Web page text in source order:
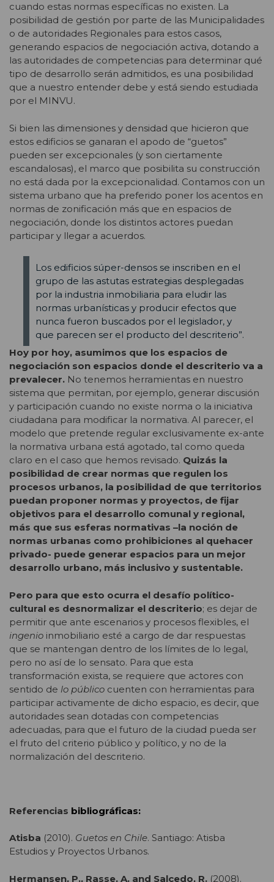
cuando estas normas específicas no existen. La
posibilidad de gestión por parte de las Municipalidades
o de autoridades Regionales para estos casos,
generando espacios de negociación activa, dotando a
las autoridades de competencias para determinar qué
tipo de desarrollo serán admitidos, es una posibilidad
que a nuestro entender debe y está siendo estudiada
por el MINVU.
Si bien las dimensiones y densidad que hicieron que
estos edificios se ganaran el apodo de “guetos”
pueden ser excepcionales (y son ciertamente
escandalosas), el marco que posibilita su construcción
no está dada por la excepcionalidad. Contamos con un
sistema urbano que ha preferido poner los acentos en
normas de zonificación más que en espacios de
negociación, donde los distintos actores puedan
participar y llegar a acuerdos.
Los edificios súper-densos se inscriben en el
grupo de las astutas estrategias desplegadas
por la industria inmobiliaria para eludir las
normas urbanísticas y producir efectos que
nunca fueron buscados por el legislador, y
que parecen ser el producto del descriterio”.
Hoy por hoy, asumimos que los espacios de
negociación son espacios donde el descriterio va a
prevalecer. No tenemos herramientas en nuestro
sistema que permitan, por ejemplo, generar discusión
y participación cuando no existe norma o la iniciativa
ciudadana para modificar la normativa. Al parecer, el
modelo que pretende regular exclusivamente ex-ante
la normativa urbana está agotado, tal como queda
claro en el caso que hemos revisado. Quizás la
posibilidad de crear normas que regulen los
procesos urbanos, la posibilidad de que territorios
puedan proponer normas y proyectos, de fijar
objetivos para el desarrollo comunal y regional,
más que sus esferas normativas –la noción de
normas urbanas como prohibiciones al quehacer
privado- puede generar espacios para un mejor
desarrollo urbano, más inclusivo y sustentable.
Pero para que esto ocurra el desafío político-
cultural es desnormalizar el descriterio; es dejar de
permitir que ante escenarios y procesos flexibles, el
ingenio inmobiliario esté a cargo de dar respuestas
que se mantengan dentro de los límites de lo legal,
pero no así de lo sensato. Para que esta
transformación exista, se requiere que actores con
sentido de lo público cuenten con herramientas para
participar activamente de dicho espacio, es decir, que
autoridades sean dotadas con competencias
adecuadas, para que el futuro de la ciudad pueda ser
el fruto del criterio público y político, y no de la
normalización del descriterio.
Referencias bibliográficas:
Atisba (2010). Guetos en Chile. Santiago: Atisba
Estudios y Proyectos Urbanos.
Hermansen, P., Rasse, A. and Salcedo, R. (2008).